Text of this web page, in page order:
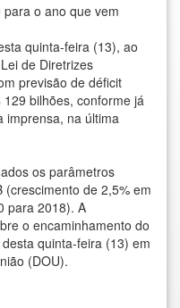
o ano que vem
quinta-feira (13), ao
de Diretrizes
previsão de déficit
bilhões, conforme já
imprensa, na última
os parâmetros
(crescimento de 2,5% em
para 2018). A
o encaminhamento do
quinta-feira (13) em
(DOU).